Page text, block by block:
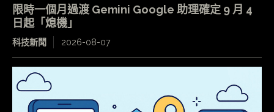
限時一個月過渡 Gemini Google 助理確定 9 月 4
日起「熄機」
科技新聞 2026-08-07